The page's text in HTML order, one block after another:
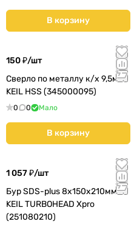
В корзину
150 ₽/шт
Сверло по металлу к/х 9,5мм
KEIL HSS (345000095)
0 0 Мало
В корзину
1 057 ₽/шт
Бур SDS-plus 8х150х210мм
KEIL TURBOHEAD Xpro
(251080210)